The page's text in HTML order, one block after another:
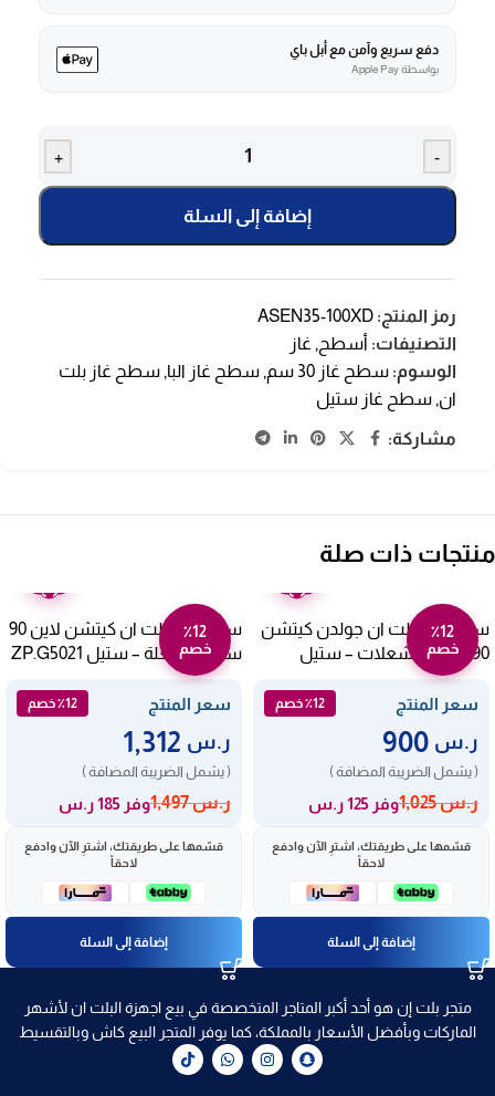
دفع سريع وآمن مع أبل باي
بواسطة Apple Pay
-
+
إضافة إلى السلة
رمز المنتج: ASEN35-100XD
التصنيفات: أسطح , غاز
الوسوم: سطح غاز 30 سم , سطح غاز البا, سطح غاز بلت
ان, سطح غاز ستيل
مشاركة:
منتجات ذات صلة
٪12
خصم
سطح غاز بلت ان جولدن كيتشن
90 سم – 5 شعلات – ستيل
TOAO-9502
سعر المنتج
٪12 خصم
ر.س
( يشمل الضريبة المضافة )
ر.س1,025 وفر 125 ر.س
قسّمها على طريقتك، اشترِ الآن وادفع
لاحقاً
إضافة إلى السلة
٪12
خصم
سطح غاز بلت ان كيتشن لاين 90
سم – 5 شعلة – ستيل ZP.G5021
سعر المنتج ٪12 خصم
ر.س
( يشمل الضريبة المضافة )
ر.س1,497 وفر 185 ر.س
قسّمها على طريقتك، اشترِ الآن وادفع
لاحقاً
إضافة إلى السلة
متجر بلت إن هو أحد أكبر المتاجر المتخصصة في بيع اجهزة البلت ان لأشهر
الماركات وبأفضل الأسعار بالمملكة، كما يوفر المتجر البيع كاش وبالتقسيط